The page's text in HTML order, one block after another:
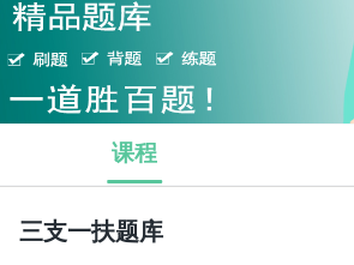
课程
三支一扶题库